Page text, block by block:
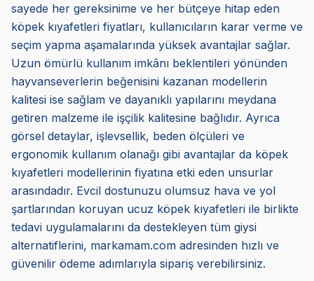
sayede her gereksinime ve her bütçeye hitap eden
köpek kıyafetleri fiyatları, kullanıcıların karar verme ve
seçim yapma aşamalarında yüksek avantajlar sağlar.
Uzun ömürlü kullanım imkânı beklentileri yönünden
hayvanseverlerin beğenisini kazanan modellerin
kalitesi ise sağlam ve dayanıklı yapılarını meydana
getiren malzeme ile işçilik kalitesine bağlıdır. Ayrıca
görsel detaylar, işlevsellik, beden ölçüleri ve
ergonomik kullanım olanağı gibi avantajlar da köpek
kıyafetleri modellerinin fiyatına etki eden unsurlar
arasındadır. Evcil dostunuzu olumsuz hava ve yol
şartlarından koruyan ucuz köpek kıyafetleri ile birlikte
tedavi uygulamalarını da destekleyen tüm giysi
alternatiflerini, markamam.com adresinden hızlı ve
güvenilir ödeme adımlarıyla sipariş verebilirsiniz.